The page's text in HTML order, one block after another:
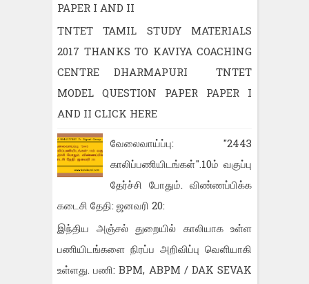
PAPER I AND II
TNTET TAMIL STUDY MATERIALS
2017 THANKS TO KAVIYA COACHING
CENTRE DHARMAPURI TNTET
MODEL QUESTION PAPER PAPER I
AND II CLICK HERE
வேலைவாய்ப்பு: "2443
காலிப்பணியிடங்கள்".10ம் வகுப்பு
தேர்ச்சி போதும். விண்ணப்பிக்க
கடைசி தேதி: ஜனவரி 20:
இந்திய அஞ்சல் துறையில் காலியாக உள்ள
பணியிடங்களை நிரப்ப அறிவிப்பு வெளியாகி
உள்ளது. பணி: BPM, ABPM / DAK SEVAK